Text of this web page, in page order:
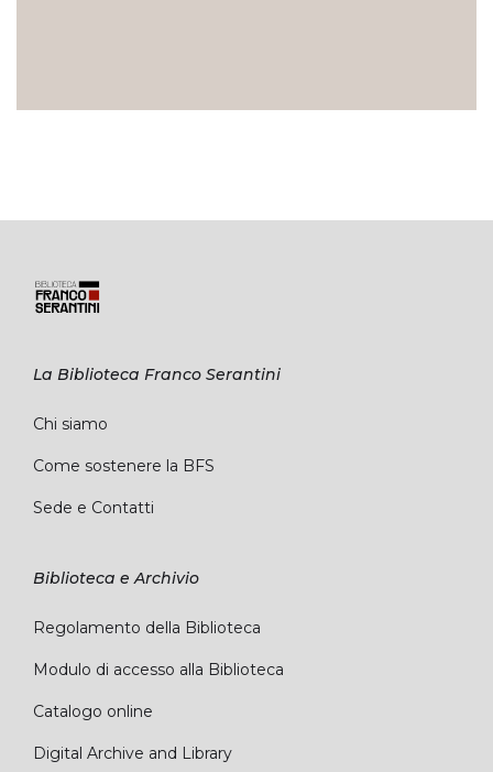
La Biblioteca Franco Serantini
Chi siamo
Come sostenere la BFS
Sede e Contatti
Biblioteca e Archivio
Regolamento della Biblioteca
Modulo di accesso alla Biblioteca
Catalogo online
Digital Archive and Library